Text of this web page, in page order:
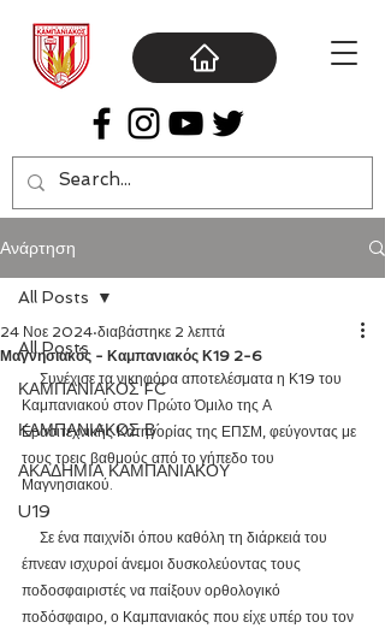
Ανάρτηση
All Posts
ΚΑΜΠΑΝΙΑΚΟΣ FC
ΚΑΜΠΑΝΙΑΚΟΣ Β΄
ΑΚΑΔΗΜΙΑ ΚΑΜΠΑΝΙΑΚΟΥ
U19
All Posts
Μαγνησιακός - Καμπανιακός Κ19 2-6
24 Νοε 2024 διαβάστηκε 2 λεπτά
     Συνέχισε τα νικηφόρα αποτελέσματα η Κ19 του
Καμπανιακού στον Πρώτο Όμιλο της Α
Ερασιτεχνικής Κατηγορίας της ΕΠΣΜ, φεύγοντας με
τους τρεις βαθμούς από το γήπεδο του
Μαγνησιακού.
έπνεαν ισχυροί άνεμοι δυσκολεύοντας τους
ποδοσφαιριστές να παίξουν ορθολογικό
ποδόσφαιρο, ο Καμπανιακός που είχε υπέρ του τον